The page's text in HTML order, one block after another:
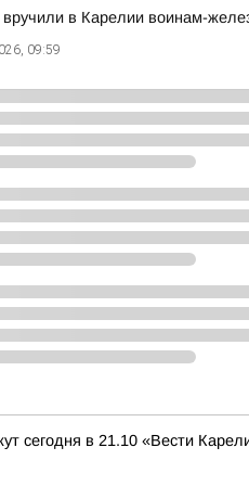
в Карелии воинам-
09:59
сегодня в 21.10 «Вести